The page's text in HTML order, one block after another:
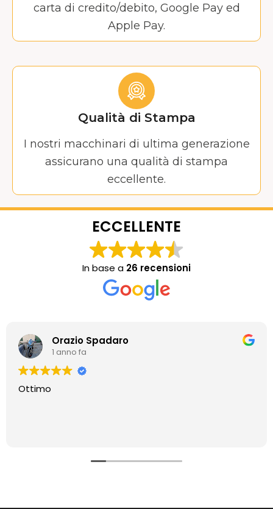
carta di credito/debito, Google Pay ed
Apple Pay.
Qualità di Stampa
I nostri macchinari di ultima generazione
assicurano una qualità di stampa
eccellente.
ECCELLENTE
In base a 26 recensioni
Orazio Spadaro
1 anno fa
Ottimo